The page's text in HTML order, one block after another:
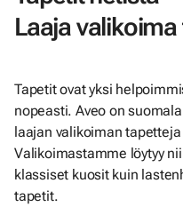
Laaja
Tapetit ovat yksi
nopeasti. Aveo on
laajan valikoiman
Valikoimastamme löytyy
klassiset kuosit kuin
tapetit.